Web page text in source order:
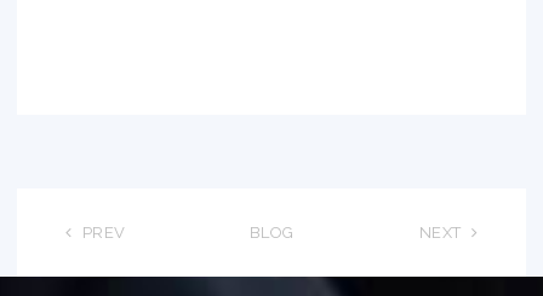
PREV BLOG NEXT